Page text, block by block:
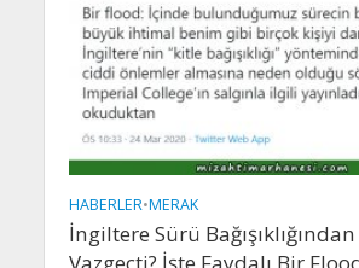
HABERLER•MERAK
İngiltere Sürü
Vazgeçti? İşte Faydalı Bir